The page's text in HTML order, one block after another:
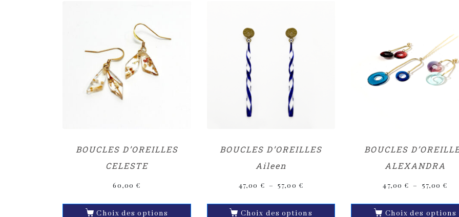
BOUCLES D’OREILLES
CELESTE
60,00 €
Choix des options
BOUCLES D’OREILLES
Aileen
47,00 € – 57,00 €
Choix des options
BOUCLES
ALEXANDRA
47,00 € – 57,00 €
Choix des options